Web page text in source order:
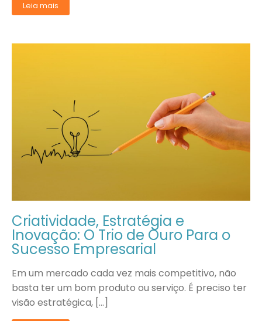
Leia mais
Criatividade, Estratégia e
Inovação: O Trio de Ouro Para o
Sucesso Empresarial
Em um mercado cada vez mais competitivo, não
basta ter um bom produto ou serviço. É preciso ter
visão estratégica, […]